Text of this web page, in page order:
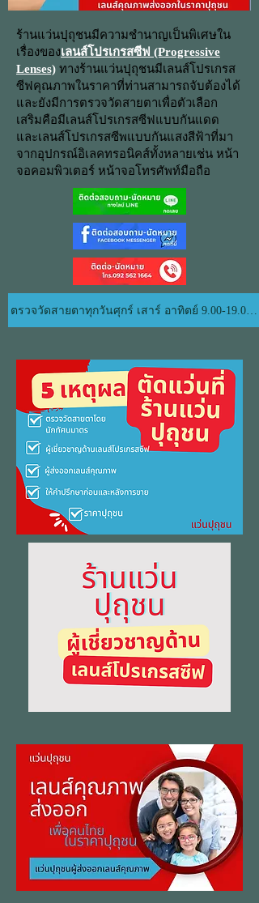
ร้านแว่นปุถุชนมีความชำนาญเป็นพิเศษใน
เรื่องของเลนส์โปรเกรสซีฟ (Progressive
Lenses) ทางร้านแว่นปุถุชนมีเลนส์โปรเกรส
ซีฟคุณภาพในราคาที่ท่านสามารถจับต้องได้
และยังมีการตรวจวัดสายตาเพื่อตัวเลือก
เสริมคือมีเลนส์โปรเกรสซีฟแบบกันแดด
และเลนส์โปรเกรสซีพแบบกันแสงสีฟ้าที่มา
จากอุปกรณ์อิเลคทรอนิคส์ทั้งหลายเช่น หน้า
จอคอมพิวเตอร์ หน้าจอโทรศัพท์มือถือ
ตรวจวัดสายตาทุกวันศุกร์ เสาร์ อาทิตย์ 9.00-19.00 น.